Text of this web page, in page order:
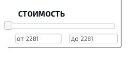
СТОИМОСТЬ
от до